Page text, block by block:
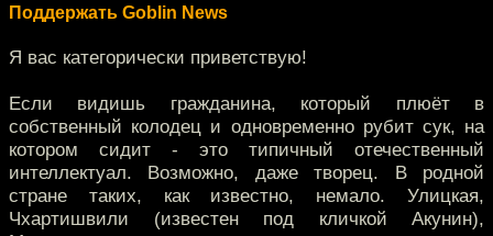
Поддержать Goblin News
Я вас категорически приветствую!
Если видишь гражданина, который плюёт в
собственный колодец и одновременно рубит сук, на
котором сидит - это типичный отечественный
интеллектуал. Возможно, даже творец. В родной
стране таких, как известно, немало. Улицкая,
Чхартишвили (известен под кличкой Акунин),